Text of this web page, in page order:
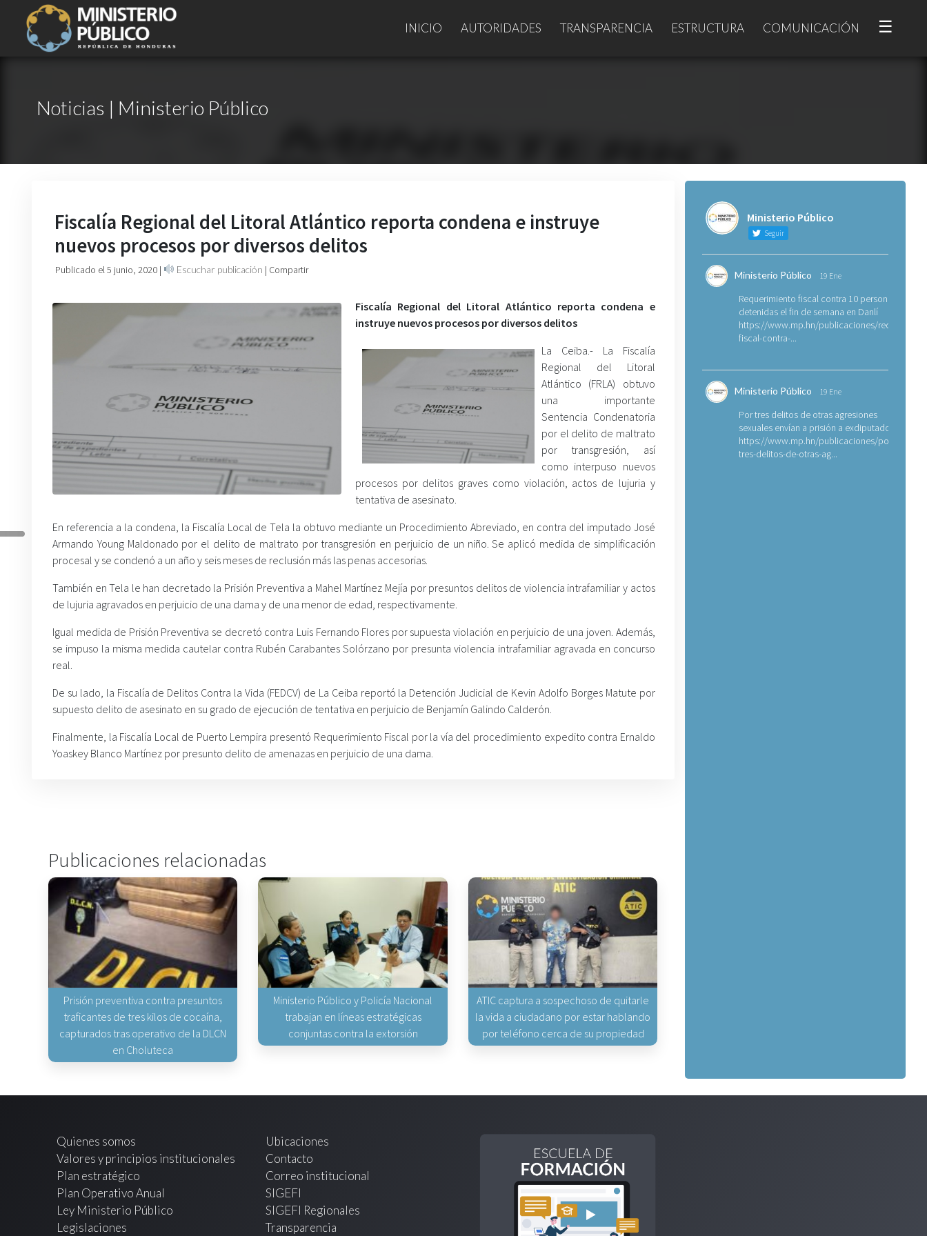
INICIO AUTORIDADES TRANSPARENCIA ESTRUCTURA COMUNICACIÓN ☰
Noticias | Ministerio Público
Fiscalía Regional del Litoral Atlántico reporta condena e instruye
nuevos procesos por diversos delitos
Publicado el 5 junio, 2020 | Escuchar publicación | Compartir
Fiscalía Regional del Litoral Atlántico reporta condena e
instruye nuevos procesos por diversos delitos
La Ceiba.- La Fiscalía
Regional del Litoral
Atlántico (FRLA) obtuvo
una importante
Sentencia Condenatoria
por el delito de maltrato
por transgresión, así
como interpuso nuevos
procesos por delitos graves como violación, actos de lujuria y
tentativa de asesinato.
En referencia a la condena, la Fiscalía Local de Tela la obtuvo mediante un Procedimiento Abreviado, en contra del imputado José
Armando Young Maldonado por el delito de maltrato por transgresión en perjuicio de un niño. Se aplicó medida de simplificación
procesal y se condenó a un año y seis meses de reclusión más las penas accesorias.
También en Tela le han decretado la Prisión Preventiva a Mahel Martínez Mejía por presuntos delitos de violencia intrafamiliar y actos
de lujuria agravados en perjuicio de una dama y de una menor de edad, respectivamente.
Igual medida de Prisión Preventiva se decretó contra Luis Fernando Flores por supuesta violación en perjuicio de una joven. Además,
se impuso la misma medida cautelar contra Rubén Carabantes Solórzano por presunta violencia intrafamiliar agravada en concurso
real.
De su lado, la Fiscalía de Delitos Contra la Vida (FEDCV) de La Ceiba reportó la Detención Judicial de Kevin Adolfo Borges Matute por
supuesto delito de asesinato en su grado de ejecución de tentativa en perjuicio de Benjamín Galindo Calderón.
Finalmente, la Fiscalía Local de Puerto Lempira presentó Requerimiento Fiscal por la vía del procedimiento expedito contra Ernaldo
Yoaskey Blanco Martínez por presunto delito de amenazas en perjuicio de una dama.
Publicaciones relacionadas
Prisión preventiva contra presuntos
traficantes de tres kilos de cocaína,
capturados tras operativo de la DLCN
en Choluteca
Ministerio Público y Policía Nacional
trabajan en líneas estratégicas
conjuntas contra la extorsión
ATIC captura a sospechoso de quitarle
la vida a ciudadano por estar hablando
por teléfono cerca de su propiedad
Ministerio Público
Seguir
Ministerio Público 19 Ene
Requerimiento fiscal contra 10 personas
detenidas el fin de semana en Danlí
https://www.mp.hn/publicaciones/
fiscal-contra-...
Ministerio Público 19 Ene
Por tres delitos de otras agresiones
sexuales envían a prisión a exdiputado
https://www.mp.hn/publicaciones/por-
tres-delitos-de-otras-ag...
Quienes somos
Valores y principios institucionales
Plan estratégico
Plan Operativo Anual
Ley Ministerio Público
Legislaciones
Ubicaciones
Contacto
Correo institucional
SIGEFI
SIGEFI Regionales
Transparencia